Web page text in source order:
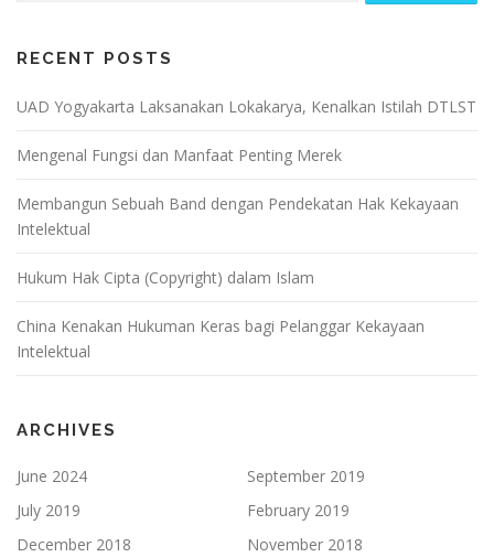
RECENT POSTS
UAD Yogyakarta Laksanakan Lokakarya, Kenalkan Istilah DTLST
Mengenal Fungsi dan Manfaat Penting Merek
Membangun Sebuah Band dengan Pendekatan Hak Kekayaan
Intelektual
Hukum Hak Cipta (Copyright) dalam Islam
China Kenakan Hukuman Keras bagi Pelanggar Kekayaan
Intelektual
ARCHIVES
June 2024
September 2019
July 2019
February 2019
December 2018
November 2018